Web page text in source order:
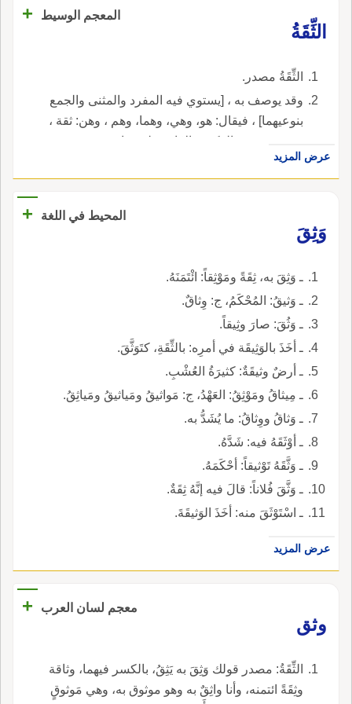
المعجم الوسيط
+
الثِّقَةُ
الثِّقَةُ مصدر.
وقد يوصف به ، [يستوي فيه المفرد والمثنى والجمع
بنوعيهما] ، فيقال: هو، وهي، وهما، وهم ، وهن: ثقة ،
وقد يجمع في الذكور والإناث على ثِقاتٍ.
عرض المزيد
المحيط في اللغة
+
وَثِقَ
ـ وَثِقَ به، ثِقَةً ومَوْثِقاً: ائْتَمَنَهُ.
ـ وَثيقُ: المُحْكَمُ، ج: وِثاقٌ.
ـ وَثُقَ: صارَ وثِيقاً.
ـ أخَذَ بالوَثِيقَة في أمرِه: بالثِّقَةِ، كتَوَثَّقَ.
ـ أرضٌ وثيقَةٌ: كثيرَةُ العُشْبِ.
ـ مِيثاقُ ومَوْثِقُ: العَهْدُ، ج: مَواثيقُ ومَياثيقُ ومَياثِقُ.
ـ وَثاقُ ووِثاقُ: ما يُشَدُّ به.
ـ أوْثَقَهُ فيه: شَدَّهُ.
ـ وَثَّقَهُ تَوْثيقاً: أحْكَمَهُ.
ـ وَثَّقَ فُلاناً: قالَ فيه إنَّهُ ثِقَةٌ.
ـ اسْتَوْثَقَ منه: أخَذَ الوَثيقَةَ.
عرض المزيد
معجم لسان العرب
+
وثق
الثِّقَةُ: مصدر قولك وَثِقَ به يَثِقُ، بالكسر فيهما، وثاقة
وثِقَةً ائتمنه، وأنا واثِقٌ به وهو موثوق به، وهي مَوثوقٍ